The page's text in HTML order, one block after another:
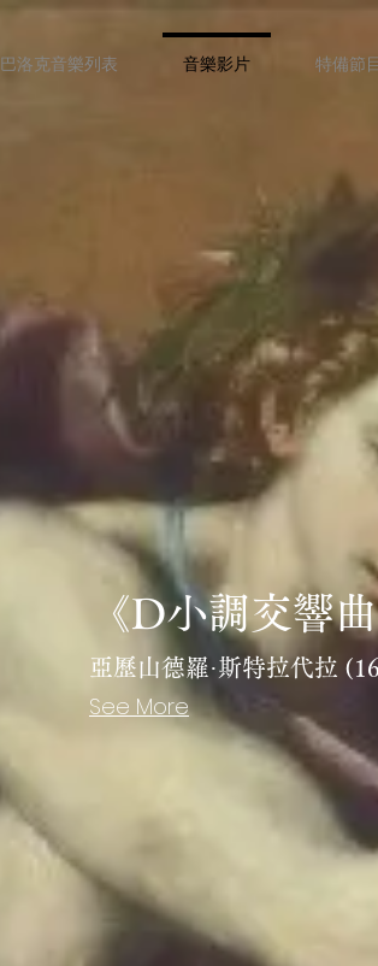
巴洛克音樂列表 音樂影片 特備節
《D小調交響
亞歷山德羅·斯特拉代拉
See More